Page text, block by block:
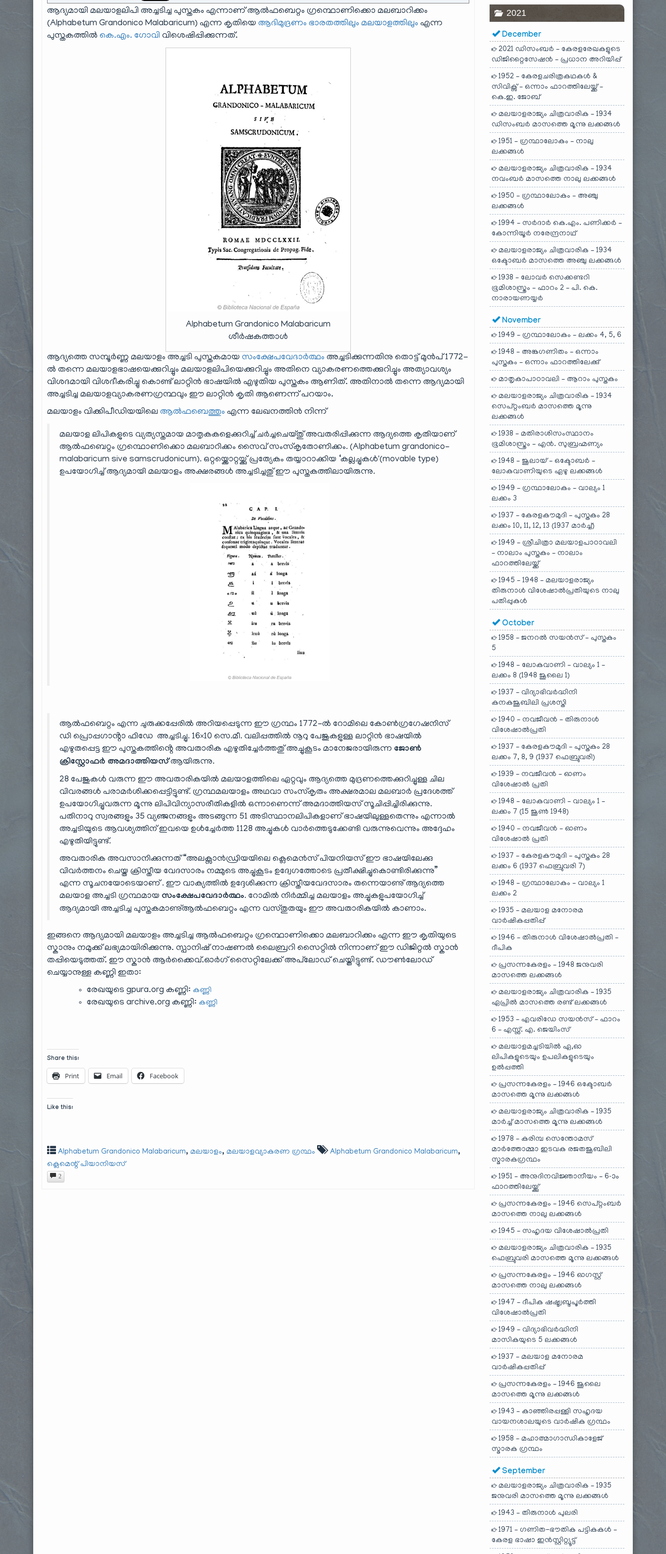
ആദ്യമായി മലയാളലിപി അച്ചടിച്ച പുസ്തകം എന്നാണ് ആൽഫബെറ്റം ഗ്രന്ഥൊണിക്കൊ മലബാറിക്കം
(Alphabetum Grandonico Malabaricum) എന്ന കൃതിയെആദിമുദ്രണം ഭാരതത്തിലും മലയാളത്തിലും എന്ന
പുസ്തകത്തിൽകെ.എം. ഗോവി വിശെഷിപ്പിക്കുന്നത്.
Alphabetum Grandonico Malabaricum
ശീർഷകത്താൾ
ആദ്യത്തെ സമ്പൂർണ്ണ മലയാളം അച്ചടി പുസ്തകമായസംക്ഷേപവേദാർത്ഥം അച്ചടിക്കുന്നതിനു തൊട്ട് മുൻപ് 1772-
ൽ തന്നെ മലയാളഭാഷയെക്കുറിച്ചും മലയാളലിപിയെക്കുറിച്ചും അതിനെ വ്യാകരണത്തെക്കുറിച്ചും അത്യാവശ്യം
വിശദമായി വിശദീകരിച്ചു കൊണ്ട് ലാറ്റിൻ ഭാഷയിൽ എഴുതിയ പുസ്തകം ആണിത്. അതിനാൽ തന്നെ ആദ്യമായി
അച്ചടിച്ച മലയാളവ്യാകരണഗ്രന്ഥവും ഈ ലാറ്റിൻ കൃതി ആണെന്ന് പറയാം.
മലയാളം വിക്കിപീഡിയയിലെആൽഫബെത്തും എന്ന ലേഖനത്തിൻ നിന്ന്
മലയാള ലിപികളുടെ വ്യത്യസ്തമായ മാതൃകകളെക്കുറിച്ച് ചർച്ചചെയ്തു് അവതരിപ്പിക്കുന്ന ആദ്യത്തെ കൃതിയാണ്
ആൽഫബെറ്റം ഗ്രന്ഥൊണിക്കൊ മലബാറിക്കം സൈവ് സംസ്കൃതോണിക്കം. (Alphabetum grandonico-
malabaricum sive samscrudonicum). ഒറ്റയ്ക്കൊറ്റയ്ക്കു് പ്രത്യേകം തയ്യാറാക്കിയ ‘കല്ലച്ചുകൾ'(movable type)
ഉപയോഗിച്ച് ആദ്യമായി മലയാളം അക്ഷരങ്ങൾ അച്ചടിച്ചതു് ഈ പുസ്തകത്തിലായിരുന്നു.
ആൽഫബെറ്റം എന്ന ചുരുക്കപ്പേരിൽ അറിയപ്പെടുന്ന ഈ ഗ്രന്ഥം 1772-ൽ റോമിലെ കോൺഗ്രഗേഷനിസ്
ഡി പ്രൊപ്പഗാൻ്റാ ഫിഡേ അച്ചടിച്ചു. 16×10 സെ.മീ. വലിപ്പത്തിൽ നൂറു പേജുകളുള്ള ലാറ്റിൻ ഭാഷയിൽ
എഴുതപ്പെട്ട ഈ പുസ്തകത്തിൻ്റെ അവതാരിക എഴുതിച്ചേർത്തതു് അച്ചുകൂടം മാനേജരായിരുന്ന ജോൺ
ക്രിസ്റ്റോഫർ അമദാത്തിയസ്ആയിരുന്നു.
28 പേജുകൾ വരുന്ന ഈ അവതാരികയിൽ മലയാളത്തിലെ ഏറ്റവും ആദ്യത്തെ മുദ്രണത്തെക്കുറിച്ചുള്ള ചില
വിവരങ്ങൾ പരാമർശിക്കപ്പെട്ടിട്ടുണ്ട്. ഗ്രന്ഥമലയാളം അഥവാ സംസ്കൃതം അക്ഷരമാല മലബാർ പ്രദേശത്ത്
ഉപയോഗിച്ചുവരുന്ന മൂന്നു ലിപിവിന്യാസരീതികളിൽ ഒന്നാണെന്ന് അമദാത്തിയസ് സൂചിപ്പിച്ചിരിക്കുന്നു.
പതിനാറു സ്വരങ്ങളും 35 വ്യഞ്ജനങ്ങളും അടങ്ങുന്ന 51 അടിസ്ഥാനലിപികളാണ് ഭാഷയിലുള്ളതെന്നും എന്നാൽ
അച്ചടിയുടെ ആവശ്യത്തിന് ഇവയെ ഉൾച്ചേർത്ത 1128 അച്ചുകൾ വാർത്തെടുക്കേണ്ടി വരുന്നുവെന്നും അദ്ദേഹം
എഴുതിയിട്ടുണ്ട്.
അവതാരിക അവസാനിക്കുന്നത് “അലക്സാൻഡ്രിയയിലെ ക്ലെമെൻസ് പിയനിയസ് ഈ ഭാഷയിലേക്കു
വിവർത്തനം ചെയ്ത ക്രിസ്തീയ വേദസാരം നമ്മുടെ അച്ചുകൂടം ഉദ്വേഗത്തോടെ പ്രതീക്ഷിച്ചുകൊണ്ടിരിക്കുന്നു”
എന്ന സൂചനയോടെയാണ് . ഈ വാക്യത്തിൽ ഉദ്ദേശിക്കുന്ന ക്രിസ്തീയവേദസാരം തന്നെയാണു് ആദ്യത്തെ
മലയാള അച്ചടി ഗ്രന്ഥമായ സംക്ഷേപവേദാർത്ഥം. റോമിൽ നിർമ്മിച്ച മലയാളം അച്ചുകളുപയോഗിച്ച്
ആദ്യമായി അച്ചടിച്ച പുസ്തകമാണു്ആൽഫബെറ്റം എന്ന വസ്തുതയും ഈ അവതാരികയിൽ കാണാം.
ഇങ്ങനെ ആദ്യമായി മലയാളം അച്ചടിച്ച ആൽഫബെറ്റം ഗ്രന്ഥൊണിക്കൊ മലബാറിക്കം എന്ന ഈ കൃതിയുടെ
സ്കാനും നമുക്ക് ലഭ്യമായിരിക്കുന്നു. സ്പാനിഷ് നാഷണൽ ലൈബ്രറി സൈറ്റിൽ നിന്നാണ് ഈ ഡിജിറ്റൽ സ്കാൻ
തപ്പിയെടുത്തത്. ഈ സ്കാൻ ആർക്കൈവ്.ഓർഗ് സൈറ്റിലേക്ക് അപ്‌ലോഡ് ചെയ്തിട്ടുണ്ട്. ഡൗൺലോഡ്
ചെയ്യാനുള്ള കണ്ണി ഇതാ:
രേഖയുടെ gpura.org കണ്ണി: കണ്ണി
രേഖയുടെ archive.org കണ്ണി: കണ്ണി
Share this:
Print Email Facebook
Like this:
Alphabetum Grandonico Malabaricum, മലയാളം, മലയാളവ്യാകരണ ഗ്രന്ഥം Alphabetum Grandonico Malabaricum,
ക്ലെമെന്റ് പിയാനിയസ്
2
2021
December
2021 ഡിസംബർ – കേരളരേഖകളുടെ
ഡിജിറ്റൈസേഷൻ – പ്രധാന അറിയിപ്പ്
1952 – കേരളചരിത്രകഥകൾ &
സിവിക്സ് – ഒന്നാം ഫാറത്തിലേയ്ക്ക് –
കെ.ഇ. ജോബ്
മലയാളരാജ്യം ചിത്രവാരിക – 1934
ഡിസംബർ മാസത്തെ മൂന്നു ലക്കങ്ങൾ
1951 – ഗ്രന്ഥാലോകം – നാലു
ലക്കങ്ങൾ
മലയാളരാജ്യം ചിത്രവാരിക – 1934
നവംബർ മാസത്തെ നാലു ലക്കങ്ങൾ
1950 – ഗ്രന്ഥാലോകം – അഞ്ചു
ലക്കങ്ങൾ
1994 – സർദാർ കെ.എം. പണിക്കർ –
കോന്നിയൂർ നരേന്ദ്രനാഥ്
മലയാളരാജ്യം ചിത്രവാരിക – 1934
ഒക്ടോബർ മാസത്തെ അഞ്ചു ലക്കങ്ങൾ
1938 – ലോവർ സെക്കണ്ടറി
ഭൂമിശാസ്ത്രം – ഫാറം 2 – പി. കെ.
നാരായണയ്യർ
November
1949 – ഗ്രന്ഥാലോകം – ലക്കം 4, 5, 6
1948 – അങ്കഗണിതം – ഒന്നാം
പുസ്തകം – ഒന്നാം ഫാറത്തിലേക്കു്
മാതൃകാപാഠാവലി – ആറാം പുസ്തകം
മലയാളരാജ്യം ചിത്രവാരിക – 1934
സെപ്റ്റംബർ മാസത്തെ മൂന്നു
ലക്കങ്ങൾ
1938 – മതിരാശിസംസ്ഥാനം
ഭൂമിശാസ്ത്രം – എൻ. സുബ്രഹ്മണ്യം
1948 – ജൂലായ് – ഒക്ടോബർ –
ലോകവാണിയുടെ ഏഴു ലക്കങ്ങൾ
1949 – ഗ്രന്ഥാലോകം – വാല്യം 1
ലക്കം 3
1937 – കേരളകൗമുദി – പുസ്തകം 28
ലക്കം 10, 11, 12, 13 (1937 മാർച്ച്)
1949 – ശ്രീചിത്രാ മലയാളപാഠാവലി
– നാലാം പുസ്തകം – നാലാം
ഫാറത്തിലേയ്ക്ക്
1945 – 1948 – മലയാളരാജ്യം
തിരുനാൾ വിശേഷാൽപ്രതിയുടെ നാലു
പതിപ്പുകൾ
October
1958 – ജനറൽ സയൻസ് – പുസ്തകം
5
1948 – ലോകവാണി – വാല്യം 1 –
ലക്കം 8 (1948 ജൂലൈ 1)
1937 – വിദ്യാഭിവർദ്ധിനി
കനകജൂബിലി പ്രശസ്തി
1940 – നവജീവൻ – തിരുനാൾ
വിശേഷാൽപ്രതി
1937 – കേരളകൗമുദി – പുസ്തകം 28
ലക്കം 7, 8, 9 (1937 ഫെബ്രുവരി)
1939 – നവജീവൻ – ഓണം
വിശേഷാൽ പ്രതി
1948 – ലോകവാണി – വാല്യം 1 –
ലക്കം 7 (15 ജൂൺ 1948)
1940 – നവജീവൻ – ഓണം
വിശേഷാൽ പ്രതി
1937 – കേരളകൗമുദി – പുസ്തകം 28
ലക്കം 6 (1937 ഫെബ്രുവരി 7)
1948 – ഗ്രന്ഥാലോകം – വാല്യം 1
ലക്കം 2
1935 – മലയാള മനോരമ
വാർഷികപ്പതിപ്പ്
1946 – തിരുനാൾ വിശേഷാൽപ്രതി –
ദീപിക
പ്രസന്നകേരളം – 1948 ജനുവരി
മാസത്തെ ലക്കങ്ങൾ
മലയാളരാജ്യം ചിത്രവാരിക – 1935
ഏപ്രിൽ മാസത്തെ രണ്ട് ലക്കങ്ങൾ
1953 – എവരിഡേ സയൻസ് – ഫാറം
6 – എസ്സ്. എ. ജെയിംസ്
മലയാളമച്ചടിയിൽ ഏ,ഓ
ലിപികളുടെയും ഉപലികളുടെയും
ഉൽപ്പത്തി
പ്രസന്നകേരളം – 1946 ഒക്ടോബർ
മാസത്തെ മൂന്നു ലക്കങ്ങൾ
മലയാളരാജ്യം ചിത്രവാരിക – 1935
മാർച്ച് മാസത്തെ മൂന്നു ലക്കങ്ങൾ
1978 – കരിമ്പ സെന്തോമസ്
മാർത്തോമ്മാ ഇടവക രജതജൂബിലി
സ്മാരകഗ്രന്ഥം
1951 – അനുദിനവിജ്ഞാനീയം – 6-ാം
ഫാറത്തിലേയ്ക്കു്
പ്രസന്നകേരളം – 1946 സെപ്റ്റംബർ
മാസത്തെ നാലു ലക്കങ്ങൾ
1945 – സഹൃദയ വിശേഷാൽപ്രതി
മലയാളരാജ്യം ചിത്രവാരിക – 1935
ഫെബ്രുവരി മാസത്തെ മൂന്നു ലക്കങ്ങൾ
പ്രസന്നകേരളം – 1946 ഓഗസ്റ്റ്
മാസത്തെ നാലു ലക്കങ്ങൾ
1947 – ദീപിക ഷഷ്ട്വബ്ദപൂർത്തി
വിശേഷാൽപ്രതി
1949 – വിദ്യാഭിവർദ്ധിനി
മാസികയുടെ 5 ലക്കങ്ങൾ
1937 – മലയാള മനോരമ
വാർഷികപ്പതിപ്പ്
പ്രസന്നകേരളം – 1946 ജൂലൈ
മാസത്തെ മൂന്നു ലക്കങ്ങൾ
1943 – കാഞ്ഞിരപ്പള്ളി സഹൃദയ
വായനശാലയുടെ വാർഷിക ഗ്രന്ഥം
1958 – മഹാത്മാഗാന്ധികാളേജ്
സ്മാരക ഗ്രന്ഥം
September
മലയാളരാജ്യം ചിത്രവാരിക – 1935
ജനുവരി മാസത്തെ മൂന്നു ലക്കങ്ങൾ
1943 – തിരുനാൾ പുലരി
1971 – ഗണിത-ഭൗതിക പട്ടികകൾ –
കേരള ഭാഷാ ഇൻസ്റ്റിറ്റ്യൂട്ട്